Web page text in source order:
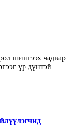
шингээх чадвар
үр дүнтэй